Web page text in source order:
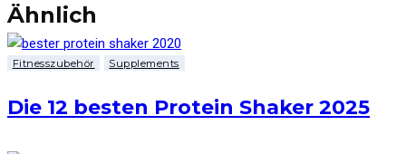
Ähnlich
Fitnesszubehör Supplements
Die 12 besten Protein Shaker 2025